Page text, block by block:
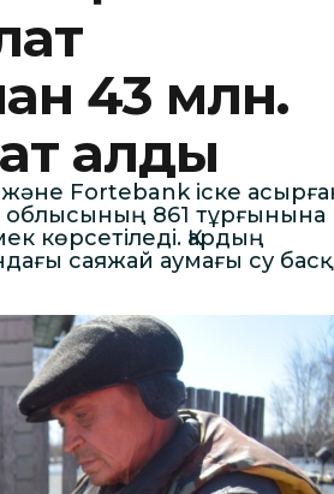
43 млн.
алды
Fortebank іске
облысының 861 тұрғынына
көрсетіледі. Қардың
саяжай аумағы су